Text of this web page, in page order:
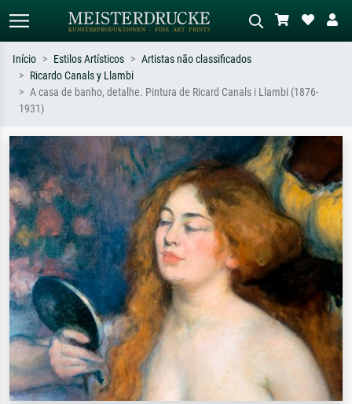
Pesquisa padrão Pesquisa de imagens IA
Pesquise por artista, título ou estilo –
impressionismo, onda de Hokusai, nu.
a óleo escura, nu em pé ao lado de
uma árvore.
Início Estilos Artísticos
Artistas não classificados
Ricardo Canals y Llambi
A casa de banho, detalhe. Pintura de Ricard Canals i Llambi (1876-
1931)